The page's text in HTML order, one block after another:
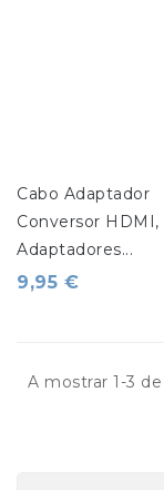
Cabo Adaptador
Conversor HDMI,
Adaptadores...
9,95 €
A mostrar 1-3